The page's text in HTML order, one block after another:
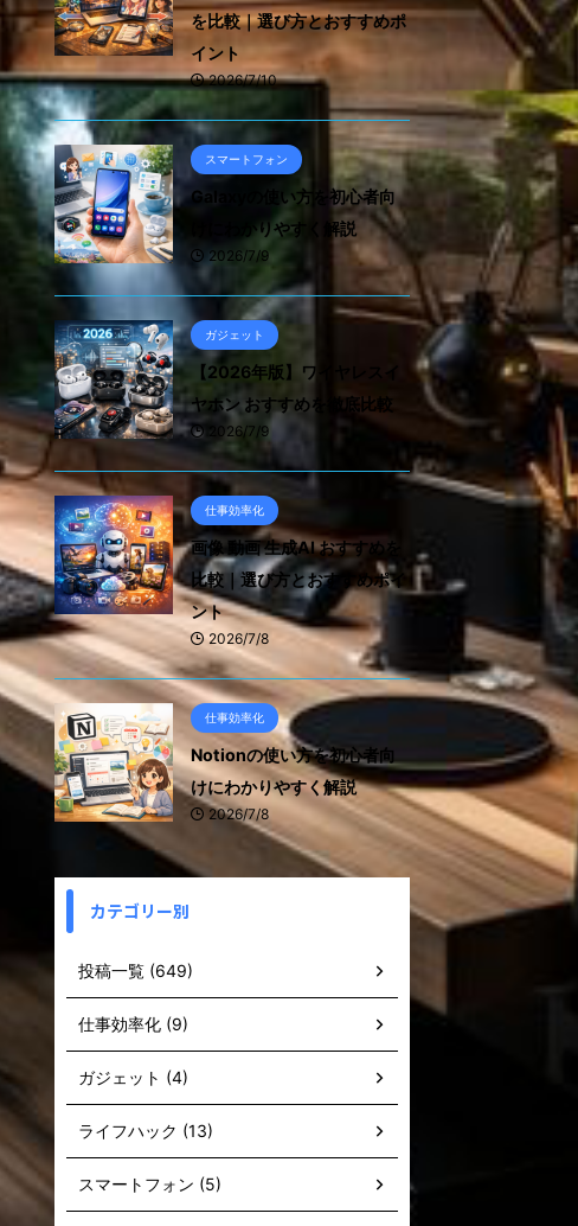
を比較｜選び方とおすすめポ
イント
2026/7/10
スマートフォン
Galaxyの使い方を初心者向
けにわかりやすく解説
2026/7/9
ガジェット
【2026年版】ワイヤレスイ
ヤホン おすすめを徹底比較
2026/7/9
仕事効率化
画像 動画 生成AI おすすめを
比較｜選び方とおすすめポイ
ント
2026/7/8
仕事効率化
Notionの使い方を初心者向
けにわかりやすく解説
2026/7/8
カテゴリー別
投稿一覧 (649)
仕事効率化 (9)
ガジェット (4)
ライフハック (13)
スマートフォン (5)